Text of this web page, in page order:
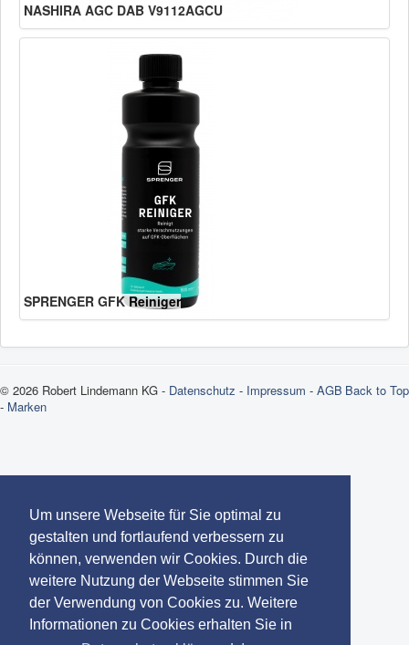
Um unsere Webseite für Sie optimal zu
gestalten und fortlaufend verbessern zu
können, verwenden wir Cookies. Durch die
weitere Nutzung der Webseite stimmen Sie
der Verwendung von Cookies zu. Weitere
Informationen zu Cookies erhalten Sie in
NASHIRA AGC DAB V9112AGCU
SPRENGER GFK Reiniger
Back to Top
© 2026 Robert Lindemann KG - Datenschutz - Impressum - AGB
- Marken